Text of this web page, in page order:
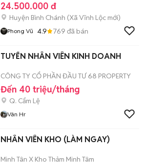
24.500.000 đ
Huyện Bình Chánh (Xã Vĩnh Lộc mới)
Phong Vũ 4.9 769 đã bán
TUYỂN NHÂN VIÊN KINH DOANH
CÔNG TY CỔ PHẦN ĐẦU TƯ 68 PROPERTY
Đến 40 triệu/tháng
Q. Cẩm Lệ
Vân Hr
NHÂN VIÊN KHO (LÀM NGAY)
Minh Tân X Kho Thảm Minh Tâm